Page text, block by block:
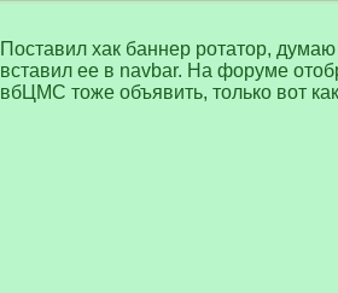
Поставил хак баннер ротатор,
вставил ее в navbar. На форуме
вбЦМС тоже объявить, только вот